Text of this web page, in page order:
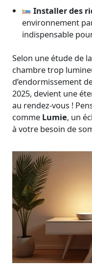
Installer des
environnement
indispensable
Selon une étude de
chambre trop
d’endormissement
2025, devient une
au rendez-vous !
comme Lumie, un
à votre besoin de